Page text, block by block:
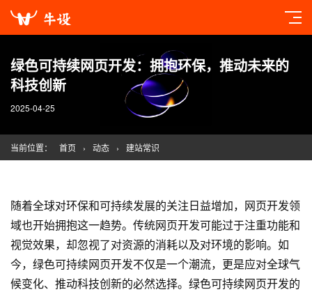
绿色可持续网页开发：拥抱环保，推动未来的
科技创新
2025-04-25
当前位置： 首页 › 动态 › 建站常识
随着全球对环保和可持续发展的关注日益增加，网页开发领
域也开始拥抱这一趋势。传统网页开发可能过于注重功能和
视觉效果，却忽视了对资源的消耗以及对环境的影响。如
今，绿色可持续网页开发不仅是一个潮流，更是应对全球气
候变化、推动科技创新的必然选择。绿色可持续网页开发的